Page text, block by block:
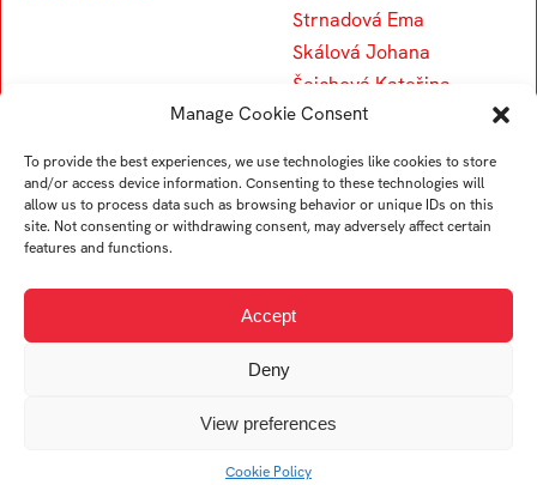
Manage Cookie Consent
To provide the best experiences, we use technologies like cookies to store
and/or access device information. Consenting to these technologies will
allow us to process data such as browsing behavior or unique IDs on this
site. Not consenting or withdrawing consent, may adversely affect certain
features and functions.
Accept
Deny
View preferences
Cookie Policy
Strnadová Ema
Skálová Johana
Šeichová Kateřina
Štajer Štefan
Šatková Adriana
Sharova Yevheniia
Soldánová Žofie
V
Vespalcová Dominika